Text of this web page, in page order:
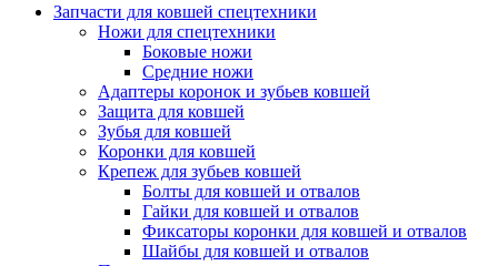
Запчасти для ковшей спецтехники
Ножи для спецтехники
Боковые ножи
Средние ножи
Адаптеры коронок и зубьев ковшей
Защита для ковшей
Зубья для ковшей
Коронки для ковшей
Крепеж для зубьев ковшей
Болты для ковшей и отвалов
Гайки для ковшей и отвалов
Фиксаторы коронки для ковшей и отвалов
Шайбы для ковшей и отвалов